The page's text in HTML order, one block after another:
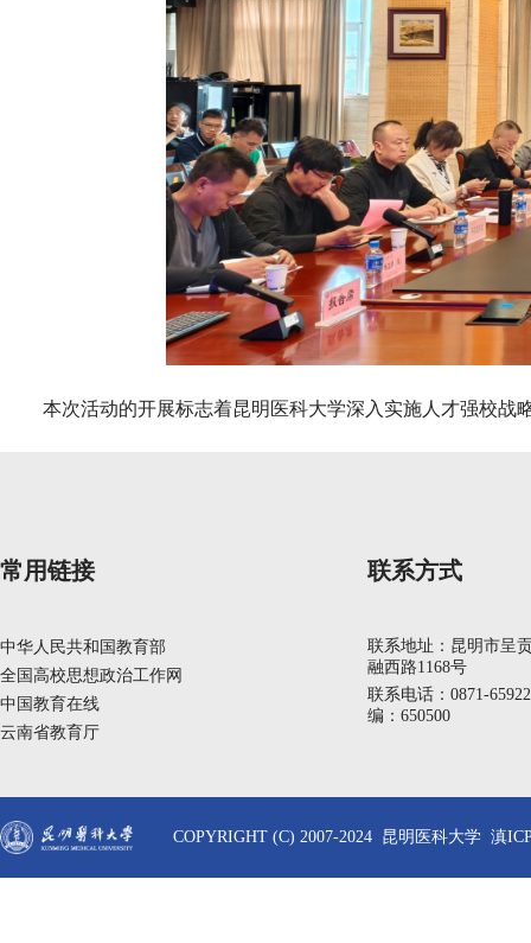
本次活动的开展标志着昆明医科大学深入实施人才强校
常用链接
中华人民共和国教育部
全国高校思想政治工作网
中国教育在线
云南省教育厅
联系方式
联系地址：昆明市呈
融西路1168号
联系电话：0871-
编：650500
COPYRIGHT (C) 2007-2024 昆明医科大学 滇